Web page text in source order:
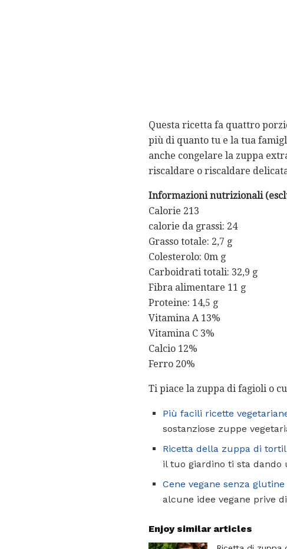
Questa ricetta fa quattro
più di quanto tu e la tua
anche congelare la zuppa
riscaldare o riscaldare
Informazioni nutrizionali
Calorie 213
calorie da grassi: 24
Grasso totale: 2,7 g
Colesterolo: 0m g
Carboidrati totali: 32,9 g
Fibra alimentare 11 g
Proteine: 14,5 g
Vitamina A 13%
Vitamina C 3%
Calcio 12%
Ferro 20%
Ti piace la zuppa di fagioli o
Più facili ricette
sostanziose zuppe
Ricetta della zuppa di
il tuo giardino ti sta dando
Cene vegane senza glutine
alcune idee vegane prive
Enjoy similar articles